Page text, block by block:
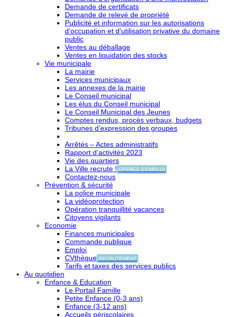
Demande de certificats
Demande de relevé de propriété
Publicité et information sur les autorisations
d’occupation et d’utilisation privative du domaine
public
Ventes au déballage
Ventes en liquidation des stocks
Vie municipale
La mairie
Services municipaux
Les annexes de la mairie
Le Conseil municipal
Les élus du Conseil municipal
Le Conseil Municipal des Jeunes
Comptes rendus, procès verbaux, budgets
Tribunes d’expression des groupes
Arrêtés – Actes administratifs
Rapport d’activités 2023
Vie des quartiers
La Ville recrute ! OFFRES D'EMPLOI
Contactez-nous
Prévention & sécurité
La police municipale
La vidéoprotection
Opération tranquillité vacances
Citoyens vigilants
Economie
Finances municipales
Commande publique
Emploi
CVthèque RECRUTEMENT
Tarifs et taxes des services publics
Au quotidien
Enfance & Education
Le Portail Famille
Petite Enfance (0-3 ans)
Enfance (3-12 ans)
Accueils périscolaires